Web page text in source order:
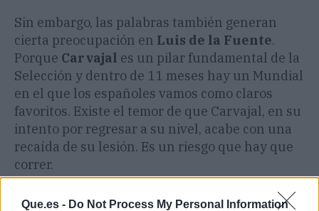
Que.es - Do Not Process My Personal Information
Sin embargo, las palabras también generan
cierta preocupación en Luis de la Fuente.
Porque Carvajal es un pilar fundamental de la
Selección y dentro de 11 meses hay un Mundial
en el que los españoles vamos como claros
favoritos. Existe el temor de que Carvajal, en su
intento por regresar a su nivel, acabe con una
recaída de su lesión. Es un riesgo que hay que
correr.
Más información: Xabi Alonso muy rotundo con el nivel de